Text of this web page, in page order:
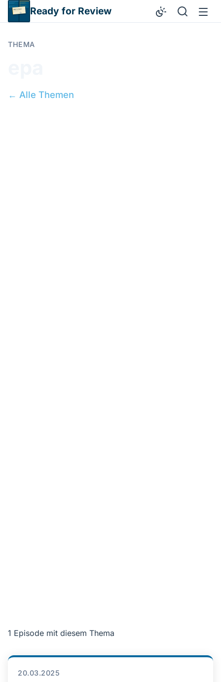
Direkt zum InhaltReady for Review
THEMA
← Alle Themen
1 Episode mit diesem Thema
20.03.2025